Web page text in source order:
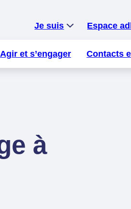
Je suis Espace
Agir et s’engager Contacts
à